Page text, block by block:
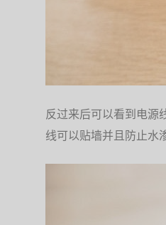
反过来后可以看到电源
线可以贴墙并且防止水